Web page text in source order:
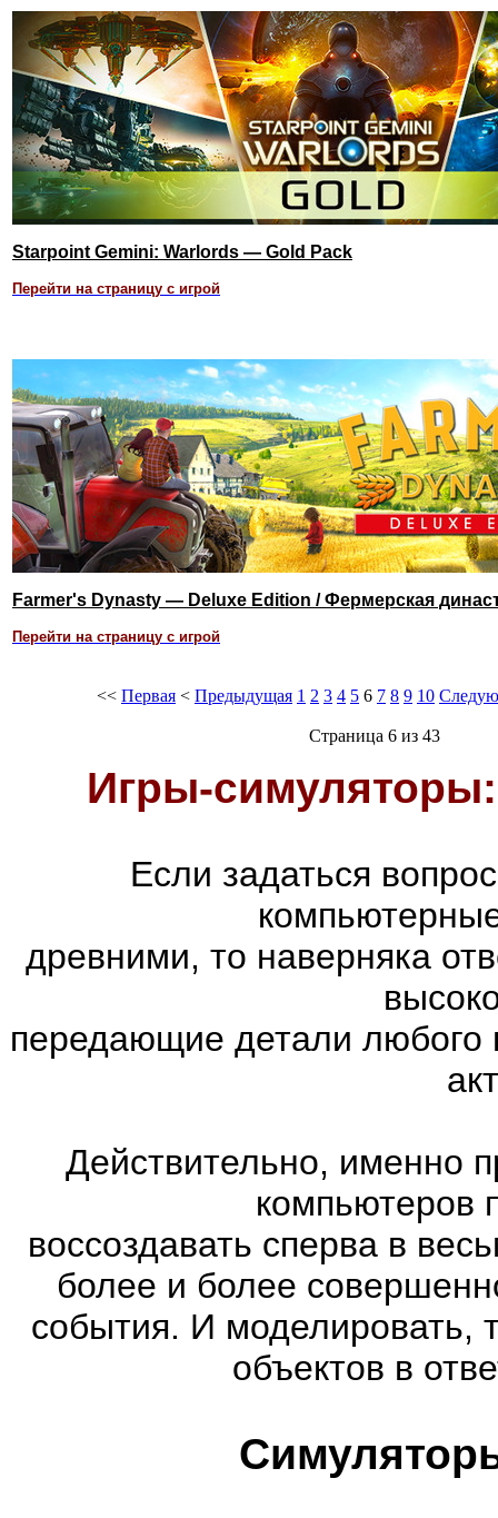
Starpoint Gemini: Warlords — Gold Pack
Перейти на страницу с игрой
Farmer's Dynasty — Deluxe Edition / Фермерская
Перейти на страницу с игрой
<< Первая < Предыдущая 1 2 3 4 5 6 7 8 9 10
Страница 6 из 43
Игры-
Если задаться
древними, то наверняка
передающие детали любого
Действительно, именно
компьютеров
воссоздавать сперва в
более и более
события. И моделировать,
объектов в